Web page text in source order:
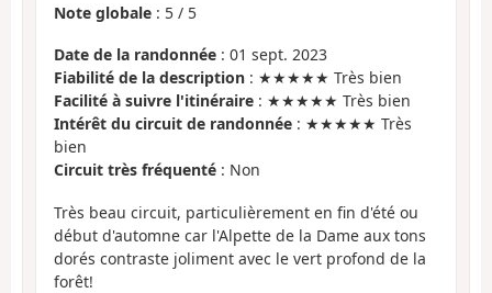
Note globale : 5 / 5
Date de la randonnée : 01 sept. 2023
Fiabilité de la description : ★★★★★ Très bien
Facilité à suivre l'itinéraire : ★★★★★ Très bien
Intérêt du circuit de randonnée : ★★★★★ Très
bien
Circuit très fréquenté : Non
Très beau circuit, particulièrement en fin d'été ou
début d'automne car l'Alpette de la Dame aux tons
dorés contraste joliment avec le vert profond de la
forêt!